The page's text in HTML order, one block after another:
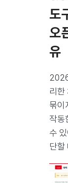
도
오
유
리한
묶이
작동
수
단할